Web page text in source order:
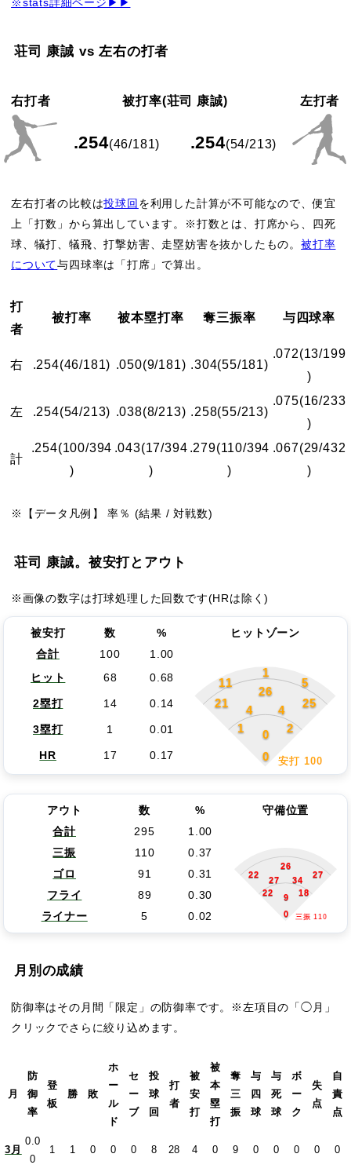
※stats詳細ページ▶▶
荘司 康誠 vs 左右の打者
右打者 被打率(荘司 康誠) 左打者
.254(46/181) .254(54/213)
左右打者の比較は投球回 を利用した計算が不可能なので、便宜
上「打数」から算出しています。※打数とは、打席から、四死
球、犠打、犠飛、打撃妨害、走塁妨害を抜かしたもの。被打率
について与四球率は「打席」で算出。
打
者
被打率 被本塁打率 奪三振率 与四球率
右 .254(46/181) .050(9/181) .304(55/181)
.072(13/199
)
左 .254(54/213) .038(8/213) .258(55/213)
.075(16/233
)
計
.254(100/394
)
.043(17/394
)
.279(110/394
)
.067(29/432
)
※【データ凡例】 率％ (結果 / 対戦数)
荘司 康誠。被安打とアウト
※画像の数字は打球処理した回数です(HRは除く)
被安打 数 %
ヒットゾーン
合計
100
1.00
ヒット
68 0.68 11
1
5
21
26
25
4 4
1 2
0
0 安打 100
2塁打 14 0.14
3塁打 1 0.01
HR 17 0.17
アウト 数 %
守備位置
合計
295
1.00
三振
110 0.37
22
26
27
27
34
22
18
9
0
三振 110
ゴロ 91
0.31
フライ
89
0.30
ライナー
5 0.02
月別の成績
防御率はその月間「限定」の防御率です。※左項目の「◯月」
クリックでさらに絞り込めます。
月
防
御
率
登
板
勝 敗
ホ
ー
ル
ド
セ
ー
ブ
投
球
回
打
者
被
安
打
被
本
塁
打
奪
三
振
与
四
球
与
死
球
ボ
ー
ク
失
点
自
責
点
3月
0.0
0
1 1 0 0 0 8 28 4 0 9 0 0 0 0 0